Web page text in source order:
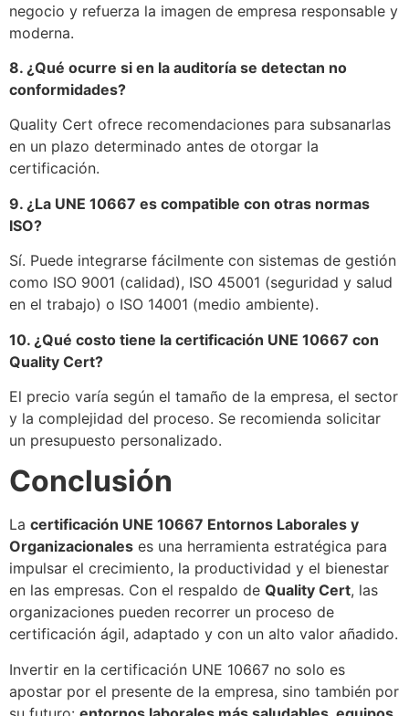
negocio y refuerza la imagen de empresa responsable y
moderna.
8. ¿Qué ocurre si en la auditoría se detectan no
conformidades?
Quality Cert ofrece recomendaciones para subsanarlas
en un plazo determinado antes de otorgar la
certificación.
9. ¿La UNE 10667 es compatible con otras normas
ISO?
Sí. Puede integrarse fácilmente con sistemas de gestión
como ISO 9001 (calidad), ISO 45001 (seguridad y salud
en el trabajo) o ISO 14001 (medio ambiente).
10. ¿Qué costo tiene la certificación UNE 10667 con
Quality Cert?
El precio varía según el tamaño de la empresa, el sector
y la complejidad del proceso. Se recomienda solicitar
un presupuesto personalizado.
Conclusión
La certificación UNE 10667 Entornos Laborales y
Organizacionales es una herramienta estratégica para
impulsar el crecimiento, la productividad y el bienestar
en las empresas. Con el respaldo de Quality Cert, las
organizaciones pueden recorrer un proceso de
certificación ágil, adaptado y con un alto valor añadido.
Invertir en la certificación UNE 10667 no solo es
apostar por el presente de la empresa, sino también por